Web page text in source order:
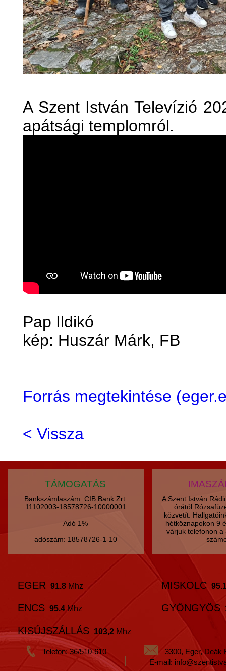
A Szent István Televízió
apátsági templomról.
Pap Ildikó
kép: Huszár Márk, FB
Forrás megtekintése
< Vissza
TÁMOGATÁS
Bankszámlaszám: CIB Bank Zrt.
11102003-18578726-10000001
Adó 1%
adószám: 18578726-1-10
A Szent István
órától
közvetít.
hétköznapokon 9
várjuk telefonon
EGER 91.8 Mhz MISKOLC
ENCS 95.4 Mhz GYÖNGYÖS
KISÚJSZÁLLÁS 103,2 Mhz
Telefon: 36/510-610
3300, Eger, Deák
E-mail: